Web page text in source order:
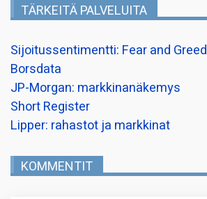
TÄRKEITÄ PALVELUITA
Sijoitussentimentti: Fear and Greed
Borsdata
JP-Morgan: markkinanäkemys
Short Register
Lipper: rahastot ja markkinat
KOMMENTIT